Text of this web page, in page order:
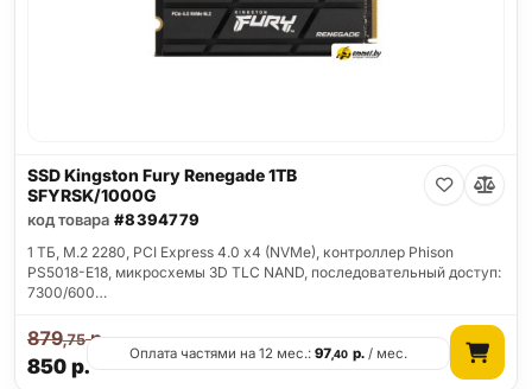
SSD Kingston Fury Renegade 1TB
SFYRSK/1000G
код товара #8394779
1 ТБ, M.2 2280, PCI Express 4.0 x4 (NVMe), контроллер Phison
PS5018-E18, микросхемы 3D TLC NAND, последовательный доступ:
7300/600…
850р.
879,75р.
Оплата частями на 12 мес.:97,40 р./ мес.